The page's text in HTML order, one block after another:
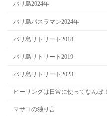
バリ島2024年
バリ島パスラマン2024年
バリ島リトリート2018
バリ島リトリート2019
バリ島リトリート2023
ヒーリングは日常に使ってなんぼ！
マサコの独り言